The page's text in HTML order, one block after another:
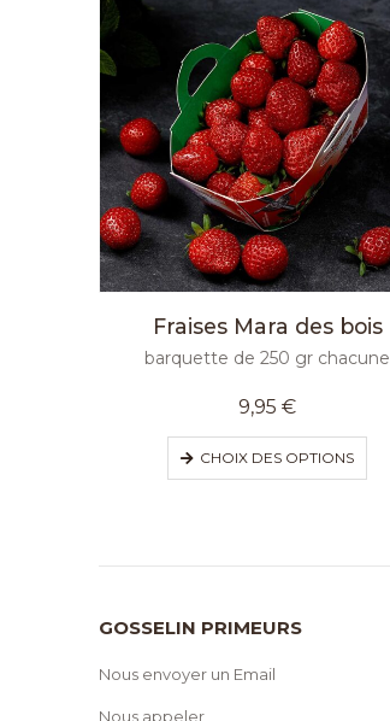
Fraises Mara des bois
barquette de 250 gr chacune
9,95 €
CHOIX DES OPTIONS
GOSSELIN PRIMEURS
Nous envoyer un Email
Nous appeler